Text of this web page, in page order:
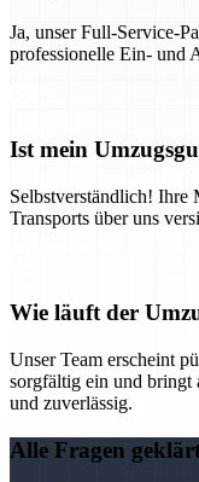
Ja, unser Full-Service-
professionelle Ein- und
Ist mein
Selbstverständlich! Ihre
Transports über uns
Wie läuft der
Unser Team erscheint
sorgfältig ein und bringt
und zuverlässig.
Alle Fragen